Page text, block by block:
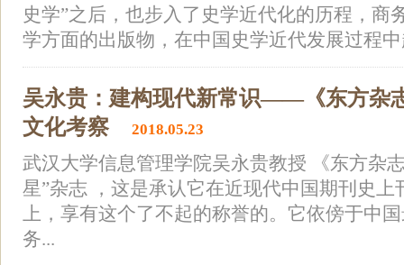
史学”之后，也步入了史学近代化的历程，商
学方面的出版物，在中国史学近代发展过程
吴永贵：建构现代新常识——《东方杂
文化考察
2018.05.23
武汉大学信息管理学院吴永贵教授 《东方杂
星”杂志 ，这是承认它在近现代中国期刊史上
上，享有这个了不起的称誉的。它依傍于
务...